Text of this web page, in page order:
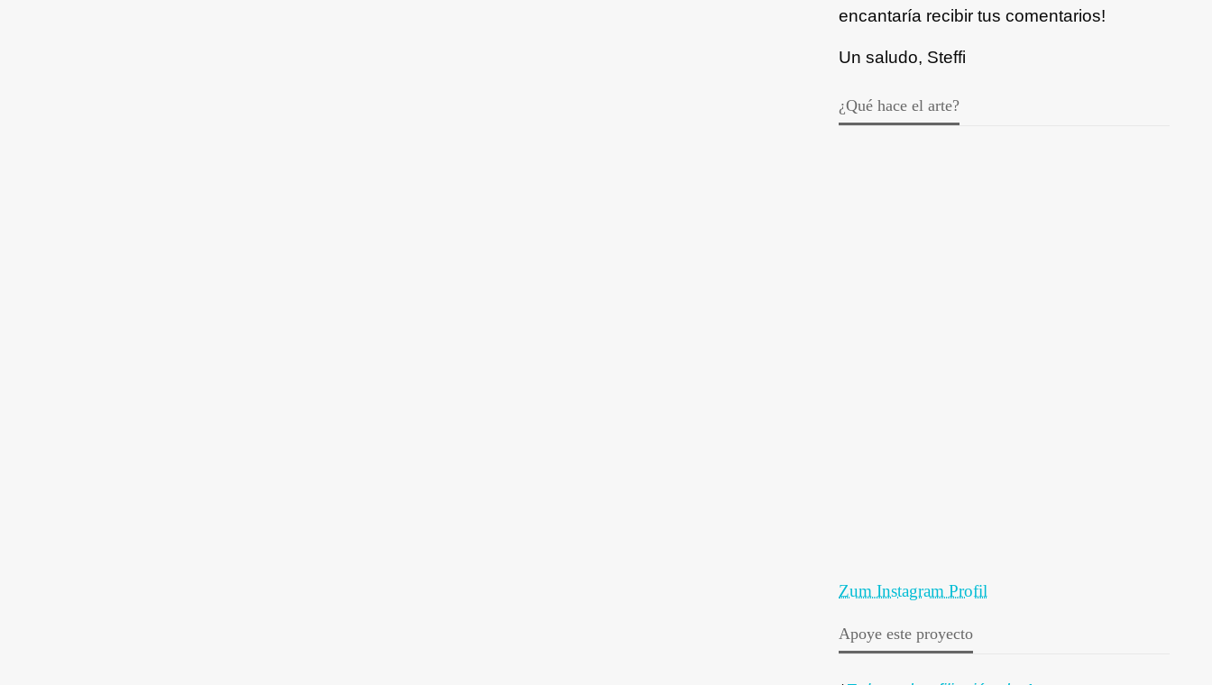
encantaría recibir tus comentarios!
Un saludo, Steffi
¿Qué hace el arte?
Zum Instagram Profil
Apoye este proyecto